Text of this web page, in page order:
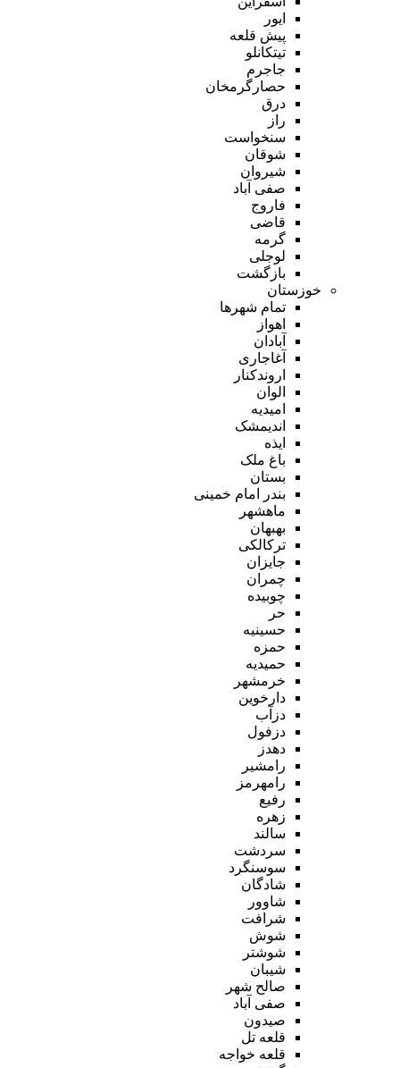
ایور
پیش قلعه
تیتکانلو
جاجرم
حصارگرمخان
درق
راز
سنخواست
شوقان
شیروان
صفی آباد
فاروج
قاضی
گرمه
لوجلی
بازگشت
خوزستان
تمام شهر‌ها
اهواز
آبادان
آغاجاری
اروندکنار
الوان
امیدیه
اندیمشک
ایذه
باغ ملک
بستان
بندر امام خمینی
ماهشهر
بهبهان
ترکالکی
جایزان
چمران
چوبیده
حر
حسینیه
حمزه
حمیدیه
خرمشهر
دارخوین
دزآب
دزفول
دهدز
رامشیر
رامهرمز
رفیع
زهره
سالند
سردشت
سوسنگرد
شادگان
شاوور
شرافت
شوش
شوشتر
شیبان
صالح شهر
صفی آباد
صیدون
قلعه تل
قلعه خواجه